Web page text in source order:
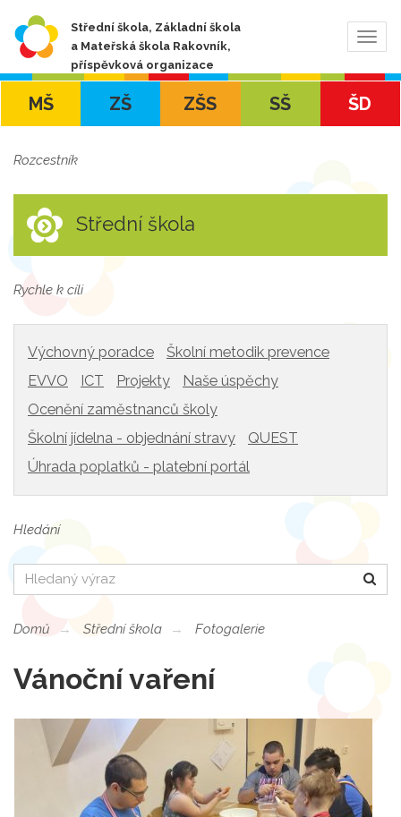
Střední škola, Základní škola
a Mateřská škola Rakovník,
příspěvková organizace
MŠ ZŠ ZŠS SŠ ŠD
Rozcestník
Střední škola
Rychle k cíli
Výchovný poradce
Školní metodik prevence
EVVO
ICT Projekty
Naše úspěchy
Ocenění zaměstnanců školy
Školní jídelna - objednání stravy
QUEST
Úhrada poplatků - platební portál
Hledání
Hledat
Domů Střední škola Fotogalerie
Vánoční vaření